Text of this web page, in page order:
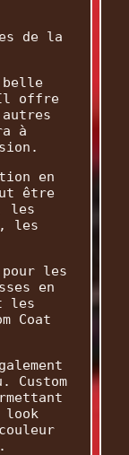
de la
belle
Il offre
à
en
être
les
les
les
en
les
Coat
Custom
look